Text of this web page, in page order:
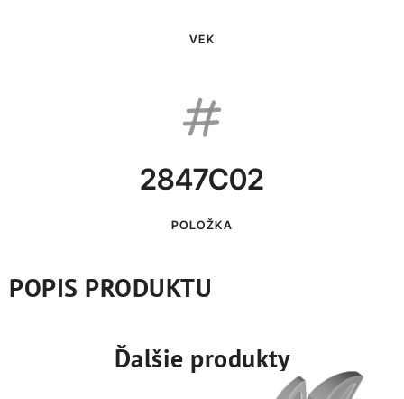
VEK
2847C02
POLOŽKA
POPIS PRODUKTU
Ďalšie produkty